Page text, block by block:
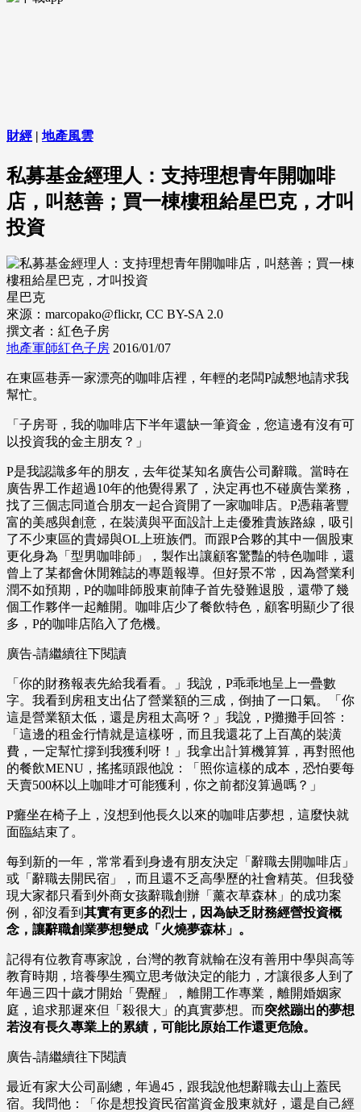
財經 | 地產風雲
私募基金經理人：支持理想青年開咖啡
店，叫慈善；買一棟樓租給星巴克，才叫
投資
星巴克
來源：marcopako@flickr, CC BY-SA 2.0
撰文者：紅色子房
地產軍師紅色子房 2016/01/07
在東區巷弄一家漂亮的咖啡店裡，年輕的老闆P誠懇地請求我
幫忙。
「子房哥，我的咖啡店下半年還缺一筆資金，您這邊有沒有可
以投資我的金主朋友？」
P是我認識多年的朋友，去年從某知名廣告公司辭職。當時在
廣告界工作超過10年的他覺得累了，決定再也不碰廣告業務，
找了三個志同道合朋友一起合資開了一家咖啡店。P憑藉著豐
富的美感與創意，在裝潢與平面設計上走優雅貴族路線，吸引
了不少東區的貴婦與OL上班族們。而跟P合夥的其中一個股東
更化身為「型男咖啡師」，製作出讓顧客驚豔的特色咖啡，還
曾上了某都會休閒雜誌的專題報導。但好景不常，因為營業利
潤不如預期，P的咖啡師股東前陣子首先發難退股，還帶了幾
個工作夥伴一起離開。咖啡店少了餐飲特色，顧客明顯少了很
多，P的咖啡店陷入了危機。
廣告-請繼續往下閱讀
「你的財務報表先給我看看。」我說，P乖乖地呈上一疊數
字。我看到房租支出佔了營業額的三成，倒抽了一口氣。「你
這是營業額太低，還是房租太高呀？」我說，P攤攤手回答：
「這邊的租金行情就是這樣呀，而且我還花了上百萬的裝潢
費，一定幫忙撐到我獲利呀！」我拿出計算機算算，再對照他
的餐飲MENU，搖搖頭跟他說：「照你這樣的成本，恐怕要每
天賣500杯以上咖啡才可能獲利，你之前都沒算過嗎？」
P癱坐在椅子上，沒想到他長久以來的咖啡店夢想，這麼快就
面臨結束了。
每到新的一年，常常看到身邊有朋友決定「辭職去開咖啡店」
或「辭職去開民宿」，而且還不乏高學歷的社會精英。但我發
現大家都只看到外商女孩辭職創辦「薰衣草森林」的成功案
例，卻沒看到 其實有更多的烈士，因為缺乏財務經營投資概
念，讓辭職創業夢想變成「火燒夢森林」。
記得有位教育專家說，台灣的教育就輸在沒有善用中學與高等
教育時期，培養學生獨立思考做決定的能力，才讓很多人到了
年過三四十歲才開始「覺醒」，離開工作專業，離開婚姻家
庭，追求那遲來但「殺很大」的真實夢想。而突然蹦出的夢想
若沒有長久專業上的累績，可能比原始工作還更危險。
廣告-請繼續往下閱讀
最近有家大公司副總，年過45，跟我說他想辭職去山上蓋民
宿。我問他：「你是想投資民宿當資金股東就好，還是自己經